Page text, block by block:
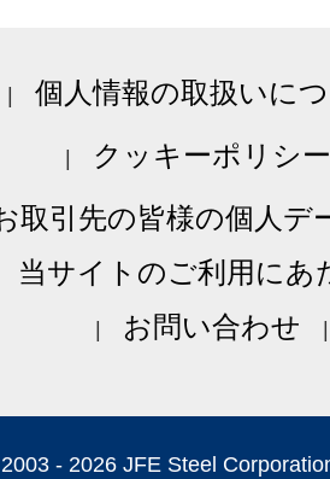
個人情報の取扱いに
クッキーポリシー
取引先の皆様の個人デ
当サイトのご利用にあ
お問い合わせ
- 2026 JFE Steel